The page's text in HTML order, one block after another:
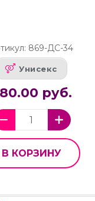
869-ДС-34
Унисекс
руб.
В КОРЗИНУ